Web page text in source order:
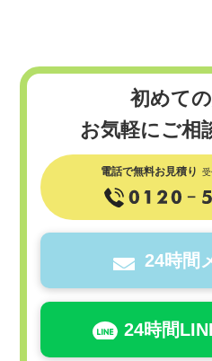
初めて
お気軽にご相
電話で無料お見積り
24時間
24時間